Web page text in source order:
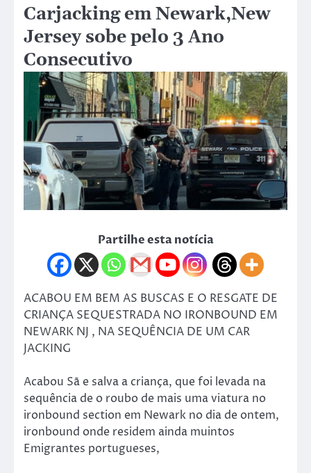
Carjacking em Newark,New
Jersey sobe pelo 3 Ano
Consecutivo
Partilhe esta notícia
ACABOU EM BEM AS BUSCAS E O RESGATE DE
CRIANÇA SEQUESTRADA NO IRONBOUND EM
NEWARK NJ , NA SEQUÊNCIA DE UM CAR
JACKING
Acabou Sā e salva a criança, que foi levada na
sequência de o roubo de mais uma viatura no
ironbound section em Newark no dia de ontem,
ironbound onde residem ainda muintos
Emigrantes portugueses,